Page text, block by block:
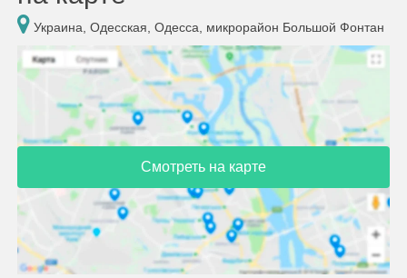
Украина, Одесская, Одесса, микрорайон Большой Фонтан
Смотреть на карте